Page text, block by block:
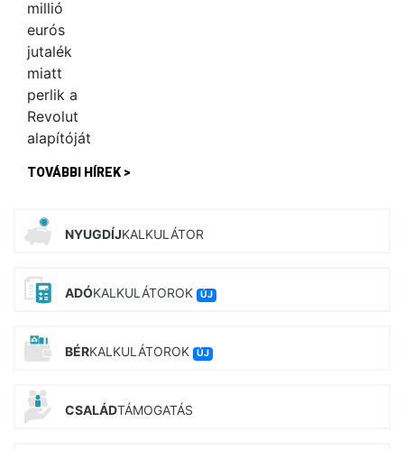
TOVÁBBI HÍREK >
NYUGDÍJKALKULÁTOR
ADÓKALKULÁTOROK ÚJ
BÉRKALKULÁTOROK ÚJ
CSALÁDTÁMOGATÁS